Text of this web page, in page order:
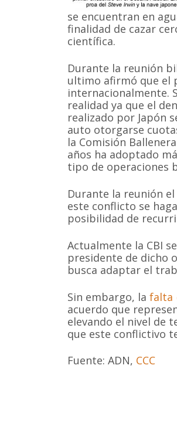
se encuentran en
finalidad de cazar
científica.
Durante la reunión
ultimo afirmó que el
internacionalmente.
realidad ya que el
realizado por Japón
auto otorgarse
la Comisión
años ha adoptado
tipo de operaciones
Durante la reunión
este conflicto se
posibilidad de
Actualmente la CBI
presidente de dicho
busca adaptar el
Sin embargo, lafalta
acuerdo que
elevando el nivel de
que este conflictivo
Fuente: ADN, CCC
lucro que trabaja
cetáceos y sus
Correo: Casilla 19178, Lo
Fono-fax: (56 2) 228 2910